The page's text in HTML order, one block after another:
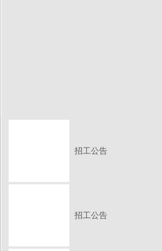
招工公告
招工公告